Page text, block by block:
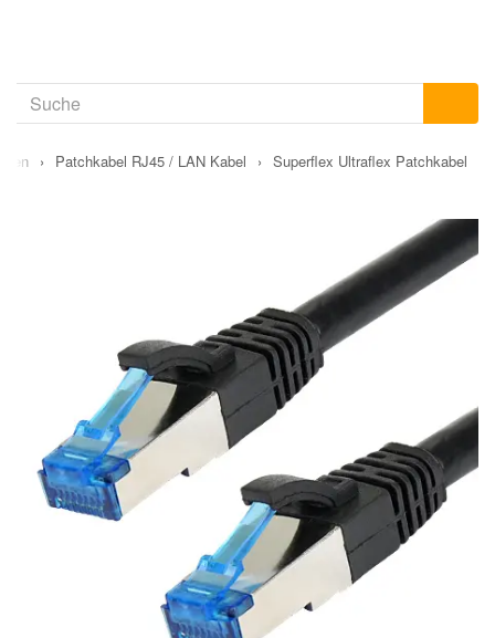
› Patchkabel RJ45 / LAN Kabel › Superflex Ultraflex Patchkabel